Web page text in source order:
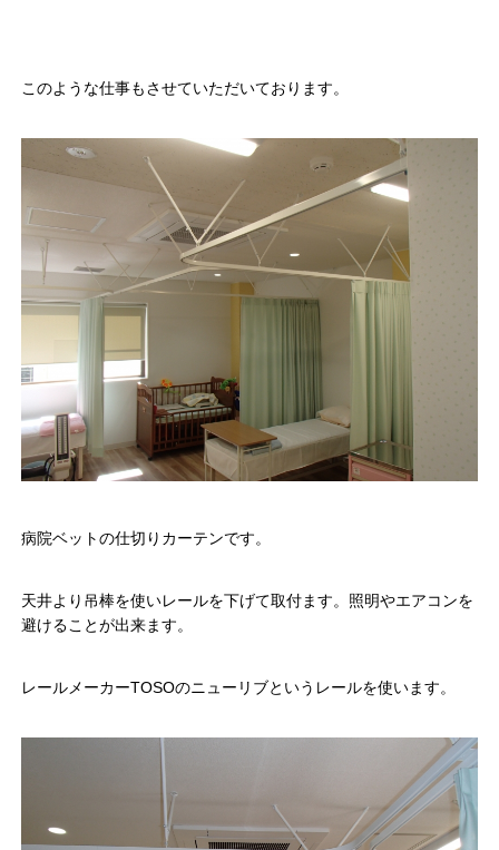
このような仕事もさせていただいております。
病院ベットの仕切りカーテンです。
天井より吊棒を使いレールを下げて取付ます。照明やエアコンを
避けることが出来ます。
レールメーカーTOSOのニューリブというレールを使います。